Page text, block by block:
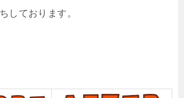
しております。